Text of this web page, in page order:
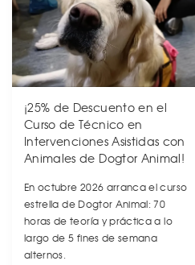
¡25% de Descuento en el
Curso de Técnico en
Intervenciones Asistidas con
Animales de Dogtor Animal!
En octubre 2026 arranca el curso
estrella de Dogtor Animal: 70
horas de teoría y práctica a lo
largo de 5 fines de semana
alternos.